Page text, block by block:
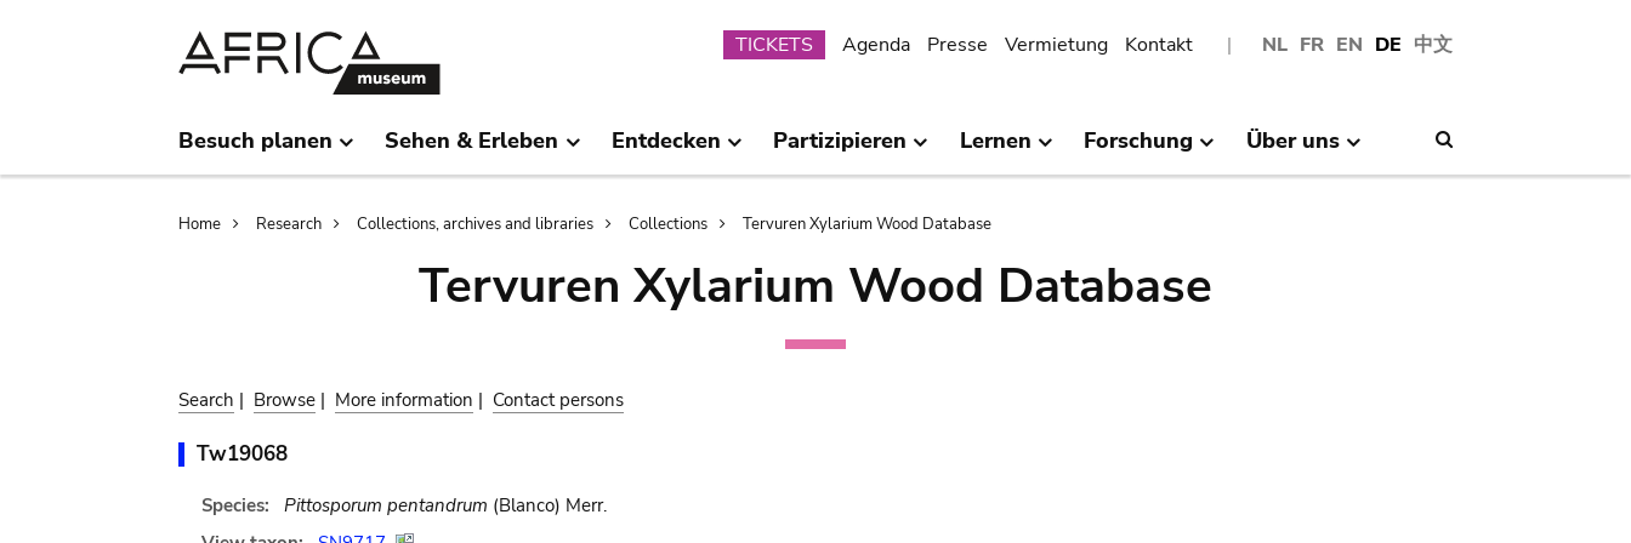
NL FR EN DE 中文
Submenu
TICKETS Agenda Presse Vermietung Kontakt
Besuch planen Sehen & Erleben Entdecken Partizipieren Lernen Forschung Über uns
Breadcrumb
Home Research Collections, archives and libraries Collections Tervuren Xylarium Wood Database
Tervuren Xylarium Wood Database
Search | Browse | More information | Contact persons
Tw19068
Species: Pittosporum pentandrum (Blanco) Merr.